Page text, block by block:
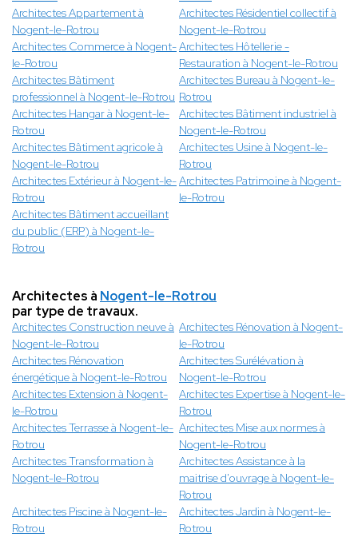
Architectes Appartement à
Nogent-le-Rotrou
Architectes Résidentiel collectif à
Nogent-le-Rotrou
Architectes Commerce à Nogent-
le-Rotrou
Architectes Hôtellerie -
Restauration à Nogent-le-Rotrou
Architectes Bâtiment
professionnel à Nogent-le-Rotrou
Architectes Bureau à Nogent-le-
Rotrou
Architectes Hangar à Nogent-le-
Rotrou
Architectes Bâtiment industriel à
Nogent-le-Rotrou
Architectes Bâtiment agricole à
Nogent-le-Rotrou
Architectes Usine à Nogent-le-
Rotrou
Architectes Extérieur à Nogent-le-
Rotrou
Architectes Patrimoine à Nogent-
le-Rotrou
Architectes Bâtiment accueillant
du public (ERP) à Nogent-le-
Rotrou
Architectes à Nogent-le-Rotrou
par type de travaux.
Architectes Construction neuve à
Nogent-le-Rotrou
Architectes Rénovation à Nogent-
le-Rotrou
Architectes Rénovation
énergétique à Nogent-le-Rotrou
Architectes Surélévation à
Nogent-le-Rotrou
Architectes Extension à Nogent-
le-Rotrou
Architectes Expertise à Nogent-le-
Rotrou
Architectes Terrasse à Nogent-le-
Rotrou
Architectes Mise aux normes à
Nogent-le-Rotrou
Architectes Transformation à
Nogent-le-Rotrou
Architectes Assistance à la
maitrise d'ouvrage à Nogent-le-
Rotrou
Architectes Piscine à Nogent-le-
Rotrou
Architectes Jardin à Nogent-le-
Rotrou